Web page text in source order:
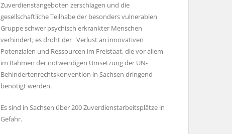
Zuverdienstangeboten zerschlagen und die
gesellschaftliche Teilhabe der besonders vulnerablen
Gruppe schwer psychisch erkrankter Menschen
verhindert; es droht der Verlust an innovativen
Potenzialen und Ressourcen im Freistaat, die vor allem
im Rahmen der notwendigen Umsetzung der UN-
Behindertenrechtskonvention in Sachsen dringend
benötigt werden.
Es sind in Sachsen über 200 Zuverdienstarbeitsplätze in
Gefahr.